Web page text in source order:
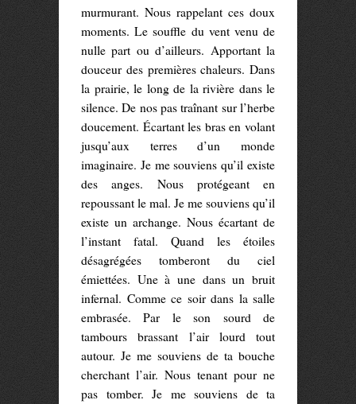
murmurant. Nous rappelant ces doux
moments. Le souffle du vent venu de
nulle part ou d’ailleurs. Apportant la
douceur des premières chaleurs. Dans
la prairie, le long de la rivière dans le
silence. De nos pas traînant sur l’herbe
doucement. Écartant les bras en volant
jusqu’aux terres d’un monde
imaginaire. Je me souviens qu’il existe
des anges. Nous protégeant en
repoussant le mal. Je me souviens qu’il
existe un archange. Nous écartant de
l’instant fatal. Quand les étoiles
désagrégées tomberont du ciel
émiettées. Une à une dans un bruit
infernal. Comme ce soir dans la salle
embrasée. Par le son sourd de
tambours brassant l’air lourd tout
autour. Je me souviens de ta bouche
cherchant l’air. Nous tenant pour ne
pas tomber. Je me souviens de ta